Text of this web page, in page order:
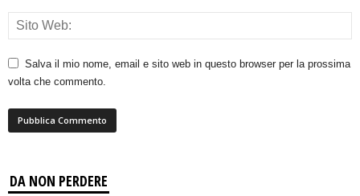
Salva il mio nome, email e sito web in questo browser per la prossima
volta che commento.
DA NON PERDERE